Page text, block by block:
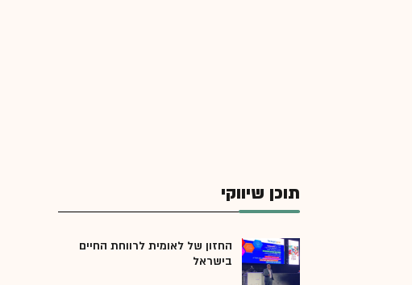
תוכן שיווקי
החזון של לאומית לרווחת החיים
בישראל